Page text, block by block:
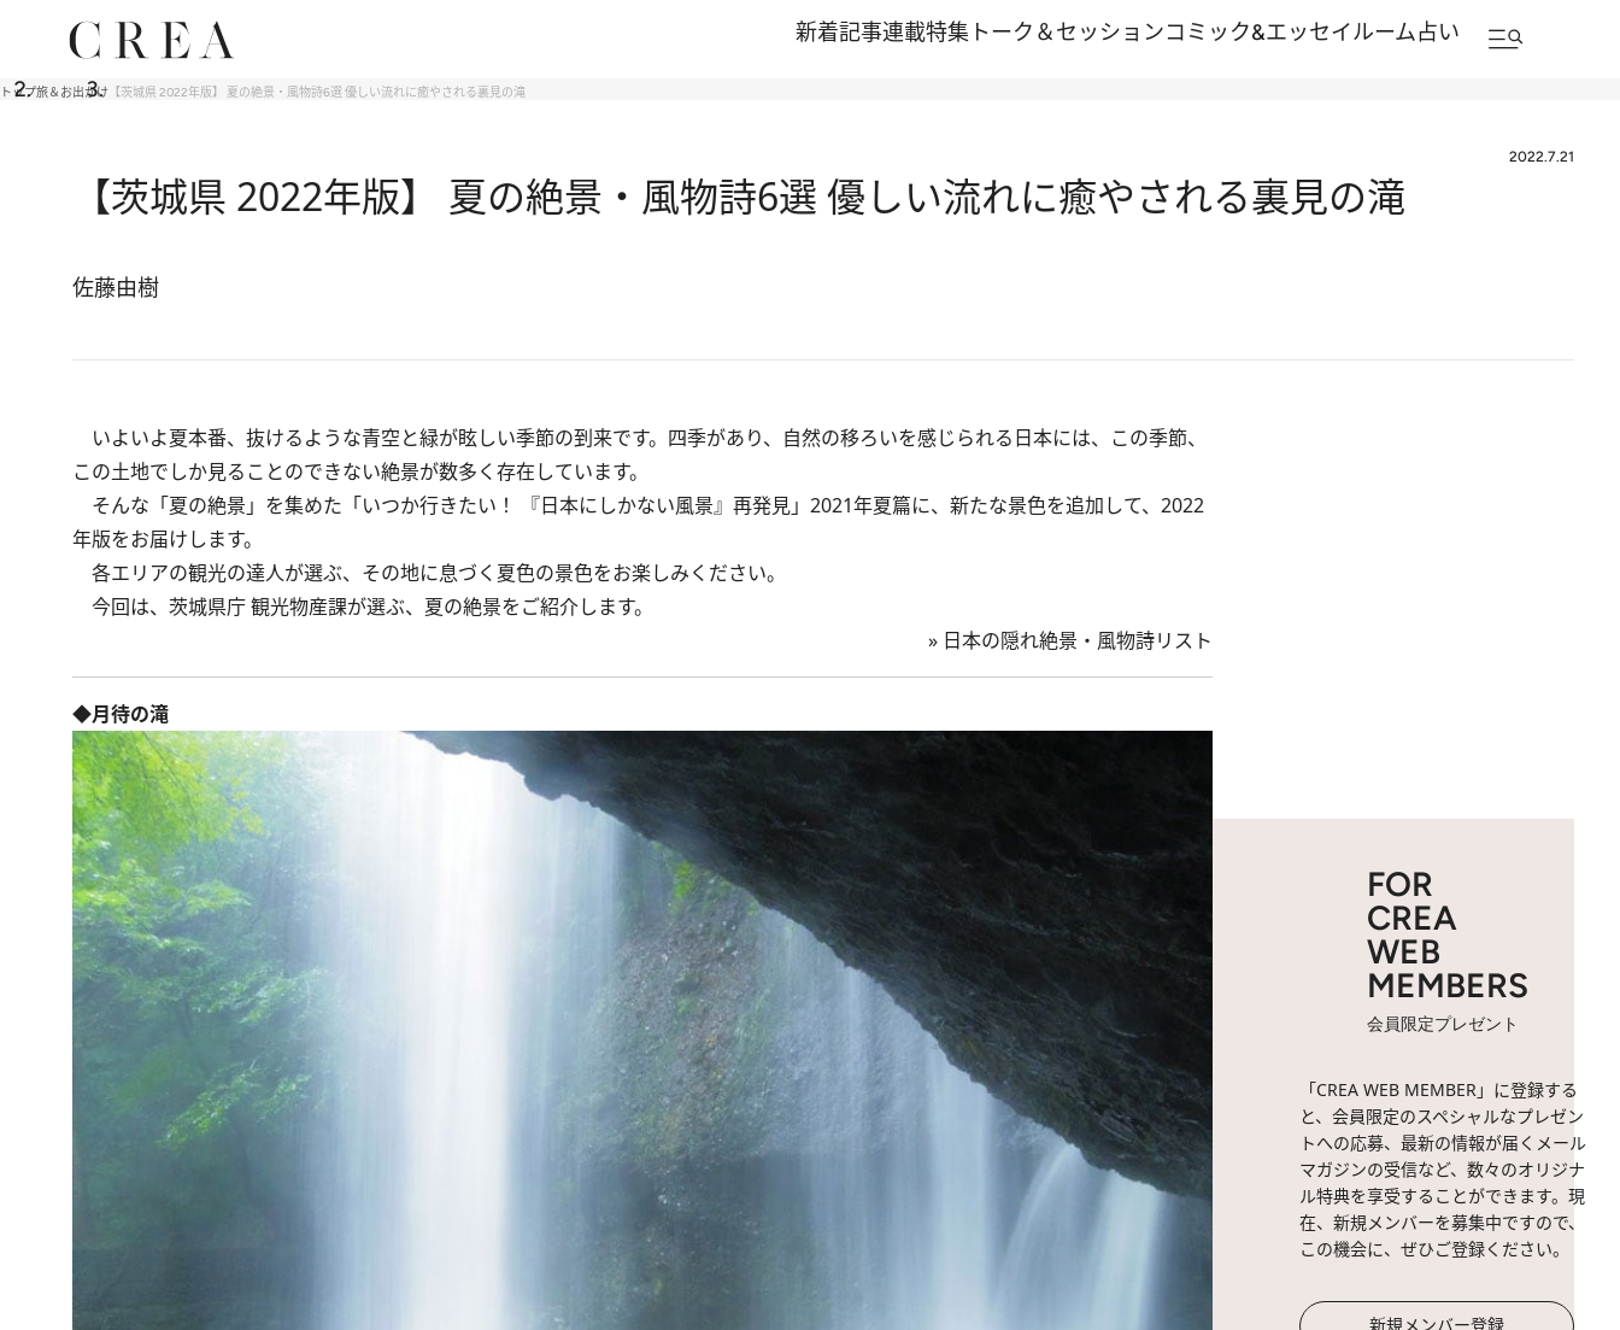
新着記事連載特集 トーク＆セッションコミック&エッセイルーム占い
トップ旅＆お出かけ 【茨城県 2022年版】 夏の絶景・風物詩6選 優しい流れに癒やされる裏見の滝
2022.7.21
【茨城県 2022年版】 夏の絶景・風物詩6選 優しい流れに癒やされる裏見の滝
佐藤由樹
いよいよ夏本番、抜けるような青空と緑が眩しい季節の到来です。四季があり、自然の移ろいを感じられる日本には、この季節、
この土地でしか見ることのできない絶景が数多く存在しています。
そんな「夏の絶景」を集めた「いつか行きたい！ 『日本にしかない風景』再発見」2021年夏篇に、新たな景色を追加して、2022
年版をお届けします。
各エリアの観光の達人が選ぶ、その地に息づく夏色の景色をお楽しみください。
今回は、茨城県庁 観光物産課が選ぶ、夏の絶景をご紹介します。
» 日本の隠れ絶景・風物詩リスト
◆月待の滝
FOR
CREA
WEB
MEMBERS
会員限定プレゼント
「CREA WEB MEMBER」に登録する
と、会員限定のスペシャルなプレゼン
トへの応募、最新の情報が届くメール
マガジンの受信など、数々のオリジナ
ル特典を享受することができます。現
在、新規メンバーを募集中ですので、
この機会に、ぜひご登録ください。
新規メンバー登録